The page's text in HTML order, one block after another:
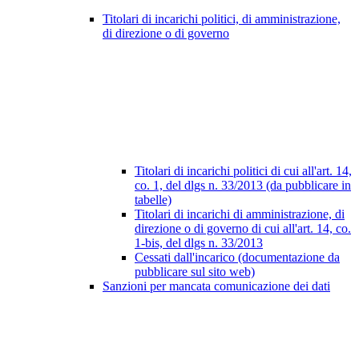
Titolari di incarichi politici, di amministrazione,
di direzione o di governo
Titolari di incarichi politici di cui all'art. 14,
co. 1, del dlgs n. 33/2013 (da pubblicare in
tabelle)
Titolari di incarichi di amministrazione, di
direzione o di governo di cui all'art. 14, co.
1-bis, del dlgs n. 33/2013
Cessati dall'incarico (documentazione da
pubblicare sul sito web)
Sanzioni per mancata comunicazione dei dati